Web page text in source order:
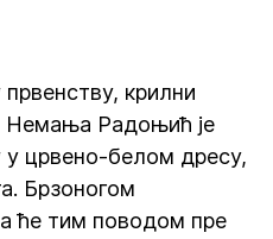
крилни
Немања Радоњић је
у црвено-белом дресу,
Брзоногом
ће тим поводом пре